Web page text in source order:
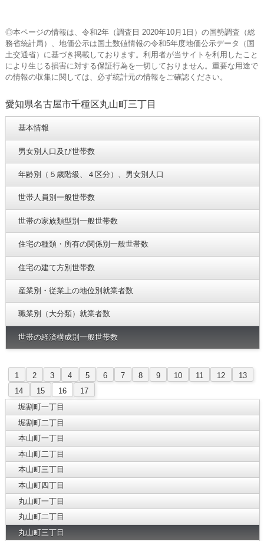
◎本ページの情報は、令和2年（調査日 2020年10月1日）の国勢調査（総
務省統計局）、地価公示は国土数値情報の令和5年度地価公示データ（国
土交通省）に基づき掲載しております。利用者が当サイトを利用したこと
により生じる損害に対する保証行為を一切しておりません。重要な用途で
の情報の収集に関しては、必ず統計元の情報をご確認ください。
愛知県名古屋市千種区丸山町三丁目
基本情報
男女別人口及び世帯数
年齢別（５歳階級、４区分）、男女別人口
世帯人員別一般世帯数
世帯の家族類型別一般世帯数
住宅の種類・所有の関係別一般世帯数
住宅の建て方別世帯数
産業別・従業上の地位別就業者数
職業別（大分類）就業者数
世帯の経済構成別一般世帯数
1 2 3 4 5 6 7 8 9 10 11 12
13
14
15 16
17
堀割町一丁目
堀割町二丁目
本山町一丁目
本山町二丁目
本山町三丁目
本山町四丁目
丸山町一丁目
丸山町二丁目
丸山町三丁目